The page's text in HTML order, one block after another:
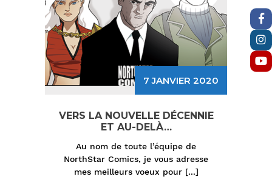
7 JANVIER 2020
VERS LA NOUVELLE DÉCENNIE
ET AU-DELÀ…
Au nom de toute l’équipe de
NorthStar Comics, je vous adresse
mes meilleurs voeux pour [...]